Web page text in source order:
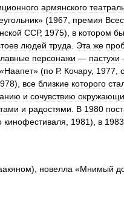
армянского
» (1967 премия
ССР, 1975), в котором
людей труда Эта же
персонажи — пастухи
«Наапет» (по Р. Кочару, 1977
), все близкие которого
и сочувствию
и радостями В 1980
кинофестиваля 1981), в 1983
), новелла «Мнимый